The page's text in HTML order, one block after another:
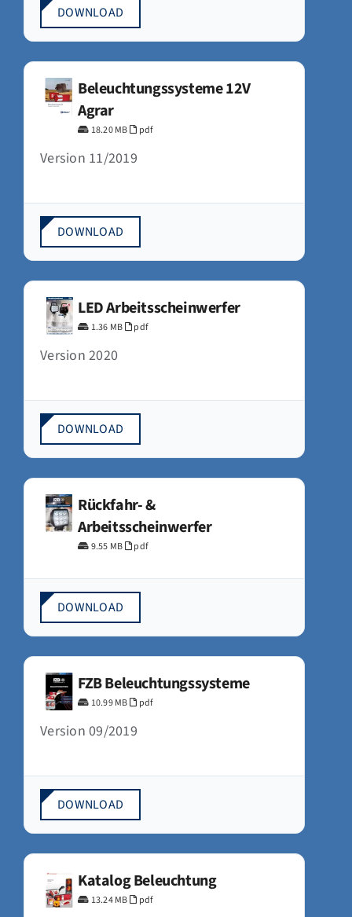
DOWNLOAD
Beleuchtungssysteme 12V
Agrar
18.20 MB pdf
Version 11/2019
DOWNLOAD
LED Arbeitsscheinwerfer
1.36 MB pdf
Version 2020
DOWNLOAD
Rückfahr- &
Arbeitsscheinwerfer
9.55 MB pdf
DOWNLOAD
FZB Beleuchtungssysteme
10.99 MB pdf
Version 09/2019
DOWNLOAD
Katalog Beleuchtung
13.24 MB pdf